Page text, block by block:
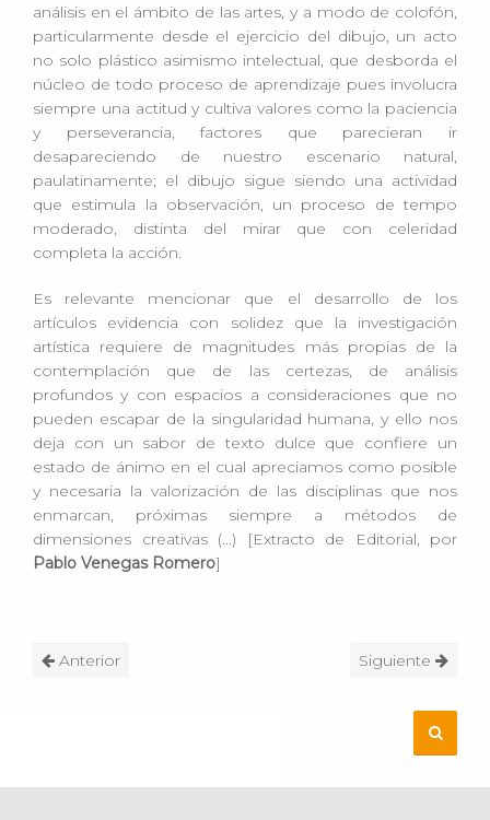
análisis en el ámbito de las artes, y a modo de colofón,
particularmente desde el ejercicio del dibujo, un acto
no solo plástico asimismo intelectual, que desborda el
núcleo de todo proceso de aprendizaje pues involucra
siempre una actitud y cultiva valores como la paciencia
y perseverancia, factores que parecieran ir
desapareciendo de nuestro escenario natural,
paulatinamente; el dibujo sigue siendo una actividad
que estimula la observación, un proceso de tempo
moderado, distinta del mirar que con celeridad
completa la acción.
Es relevante mencionar que el desarrollo de los
artículos evidencia con solidez que la investigación
artística requiere de magnitudes más propias de la
contemplación que de las certezas, de análisis
profundos y con espacios a consideraciones que no
pueden escapar de la singularidad humana, y ello nos
deja con un sabor de texto dulce que confiere un
estado de ánimo en el cual apreciamos como posible
y necesaria la valorización de las disciplinas que nos
enmarcan, próximas siempre a métodos de
dimensiones creativas (...) [Extracto de Editorial, por
Pablo Venegas Romero]
Anterior Siguiente